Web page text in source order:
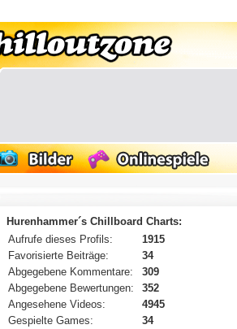
Hurenhammer´s Chillboard Charts:
Aufrufe dieses Profils:
1915
Favorisierte Beiträge:
34
Abgegebene Kommentare:
309
Abgegebene Bewertungen:
352
Angesehene Videos:
4945
Gespielte Games:
34